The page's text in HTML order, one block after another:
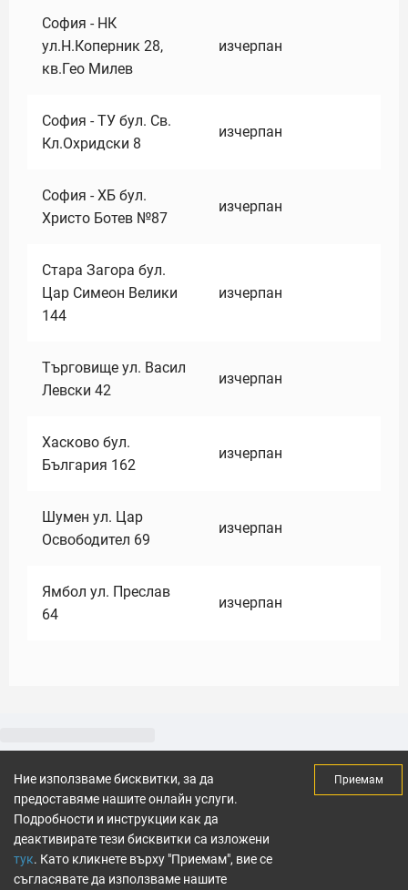
София - НК
ул.Н.Коперник 28,
кв.Гео Милев
изчерпан
София - ТУ бул. Св.
Кл.Охридски 8
изчерпан
София - ХБ бул.
Христо Ботев №87
изчерпан
Стара Загора бул.
Цар Симеон Велики
144
изчерпан
Търговище ул. Васил
Левски 42
изчерпан
Хасково бул.
България 162
изчерпан
Шумен ул. Цар
Освободител 69
изчерпан
Ямбол ул. Преслав
64
изчерпан
Ние използваме бисквитки, за да
предоставяме нашите онлайн услуги.
Подробности и инструкции как да
деактивирате тези бисквитки са изложени
тук. Като кликнете върху "Приемам", вие се
съгласявате да използваме нашите
Приемам